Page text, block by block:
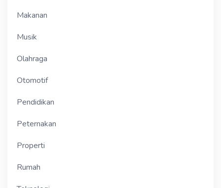
Makanan
Musik
Olahraga
Otomotif
Pendidikan
Peternakan
Properti
Rumah